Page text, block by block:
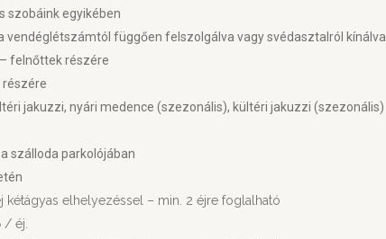
szobáink egyikében
vendéglétszámtól függően felszolgálva vagy svédasztalról kínálva
felnőttek részére
részére
jakuzzi, nyári medence (szezonális), kültéri jakuzzi (szezonális)
szálloda parkolójában
kétágyas elhelyezéssel – min. 2 éjre foglalható
/ éj.